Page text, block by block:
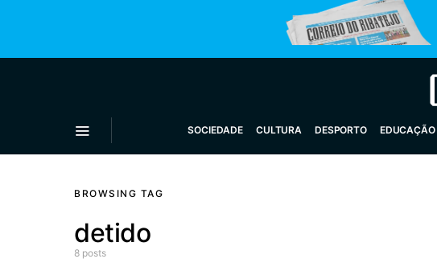
SOCIEDADE CULTURA DESPORTO EDUCAÇÃO
BROWSING TAG
detido
8 posts